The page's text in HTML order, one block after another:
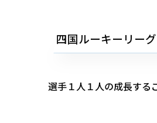
四国ルーキーリー
選手１人１人の成長す